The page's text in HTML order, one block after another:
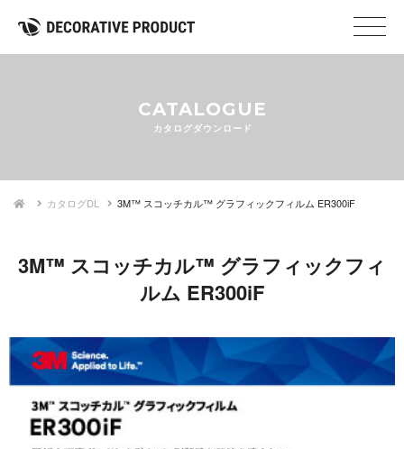
CATALOGUE
カタログダウンロード
カタログDL 3M™ スコッチカル™ グラフィックフィルム ER300iF
3M™ スコッチカル™ グラフィックフィ
ルム ER300iF